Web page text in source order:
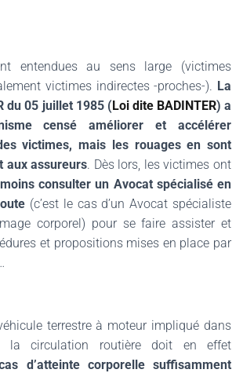
entendues au sens large (victimes
victimes indirectes -proches-). La
du 05 juillet 1985 (Loi dite BADINTER) a
censé améliorer et accélérer
victimes, mais les rouages en sont
aux assureurs. Dès lors, les victimes ont
consulter un Avocat spécialisé en
(c’est le cas d’un Avocat spécialiste
corporel) pour se faire assister et
et propositions mises en place par
terrestre à moteur impliqué dans
la circulation routière doit en effet
d’atteinte corporelle suffisamment